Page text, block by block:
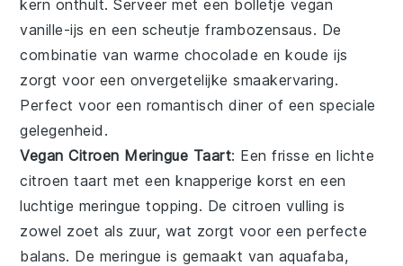
kern onthult. Serveer met een bolletje vegan
vanille-ijs en een scheutjeframbozensaus. De
combinatie van warme chocolade en koudeijs
zorgt voor een onvergetelijke smaakervaring.
Perfect voor een romantisch diner of een speciale
gelegenheid.
Vegan Citroen Meringue Taart: Een frisse en lichte
citroen taart met een knapperige korst en een
luchtige meringue topping. Decitroen vulling is
zowel zoet als zuur, wat zorgt voor een perfecte
balans. De meringue is gemaakt van aquafaba,